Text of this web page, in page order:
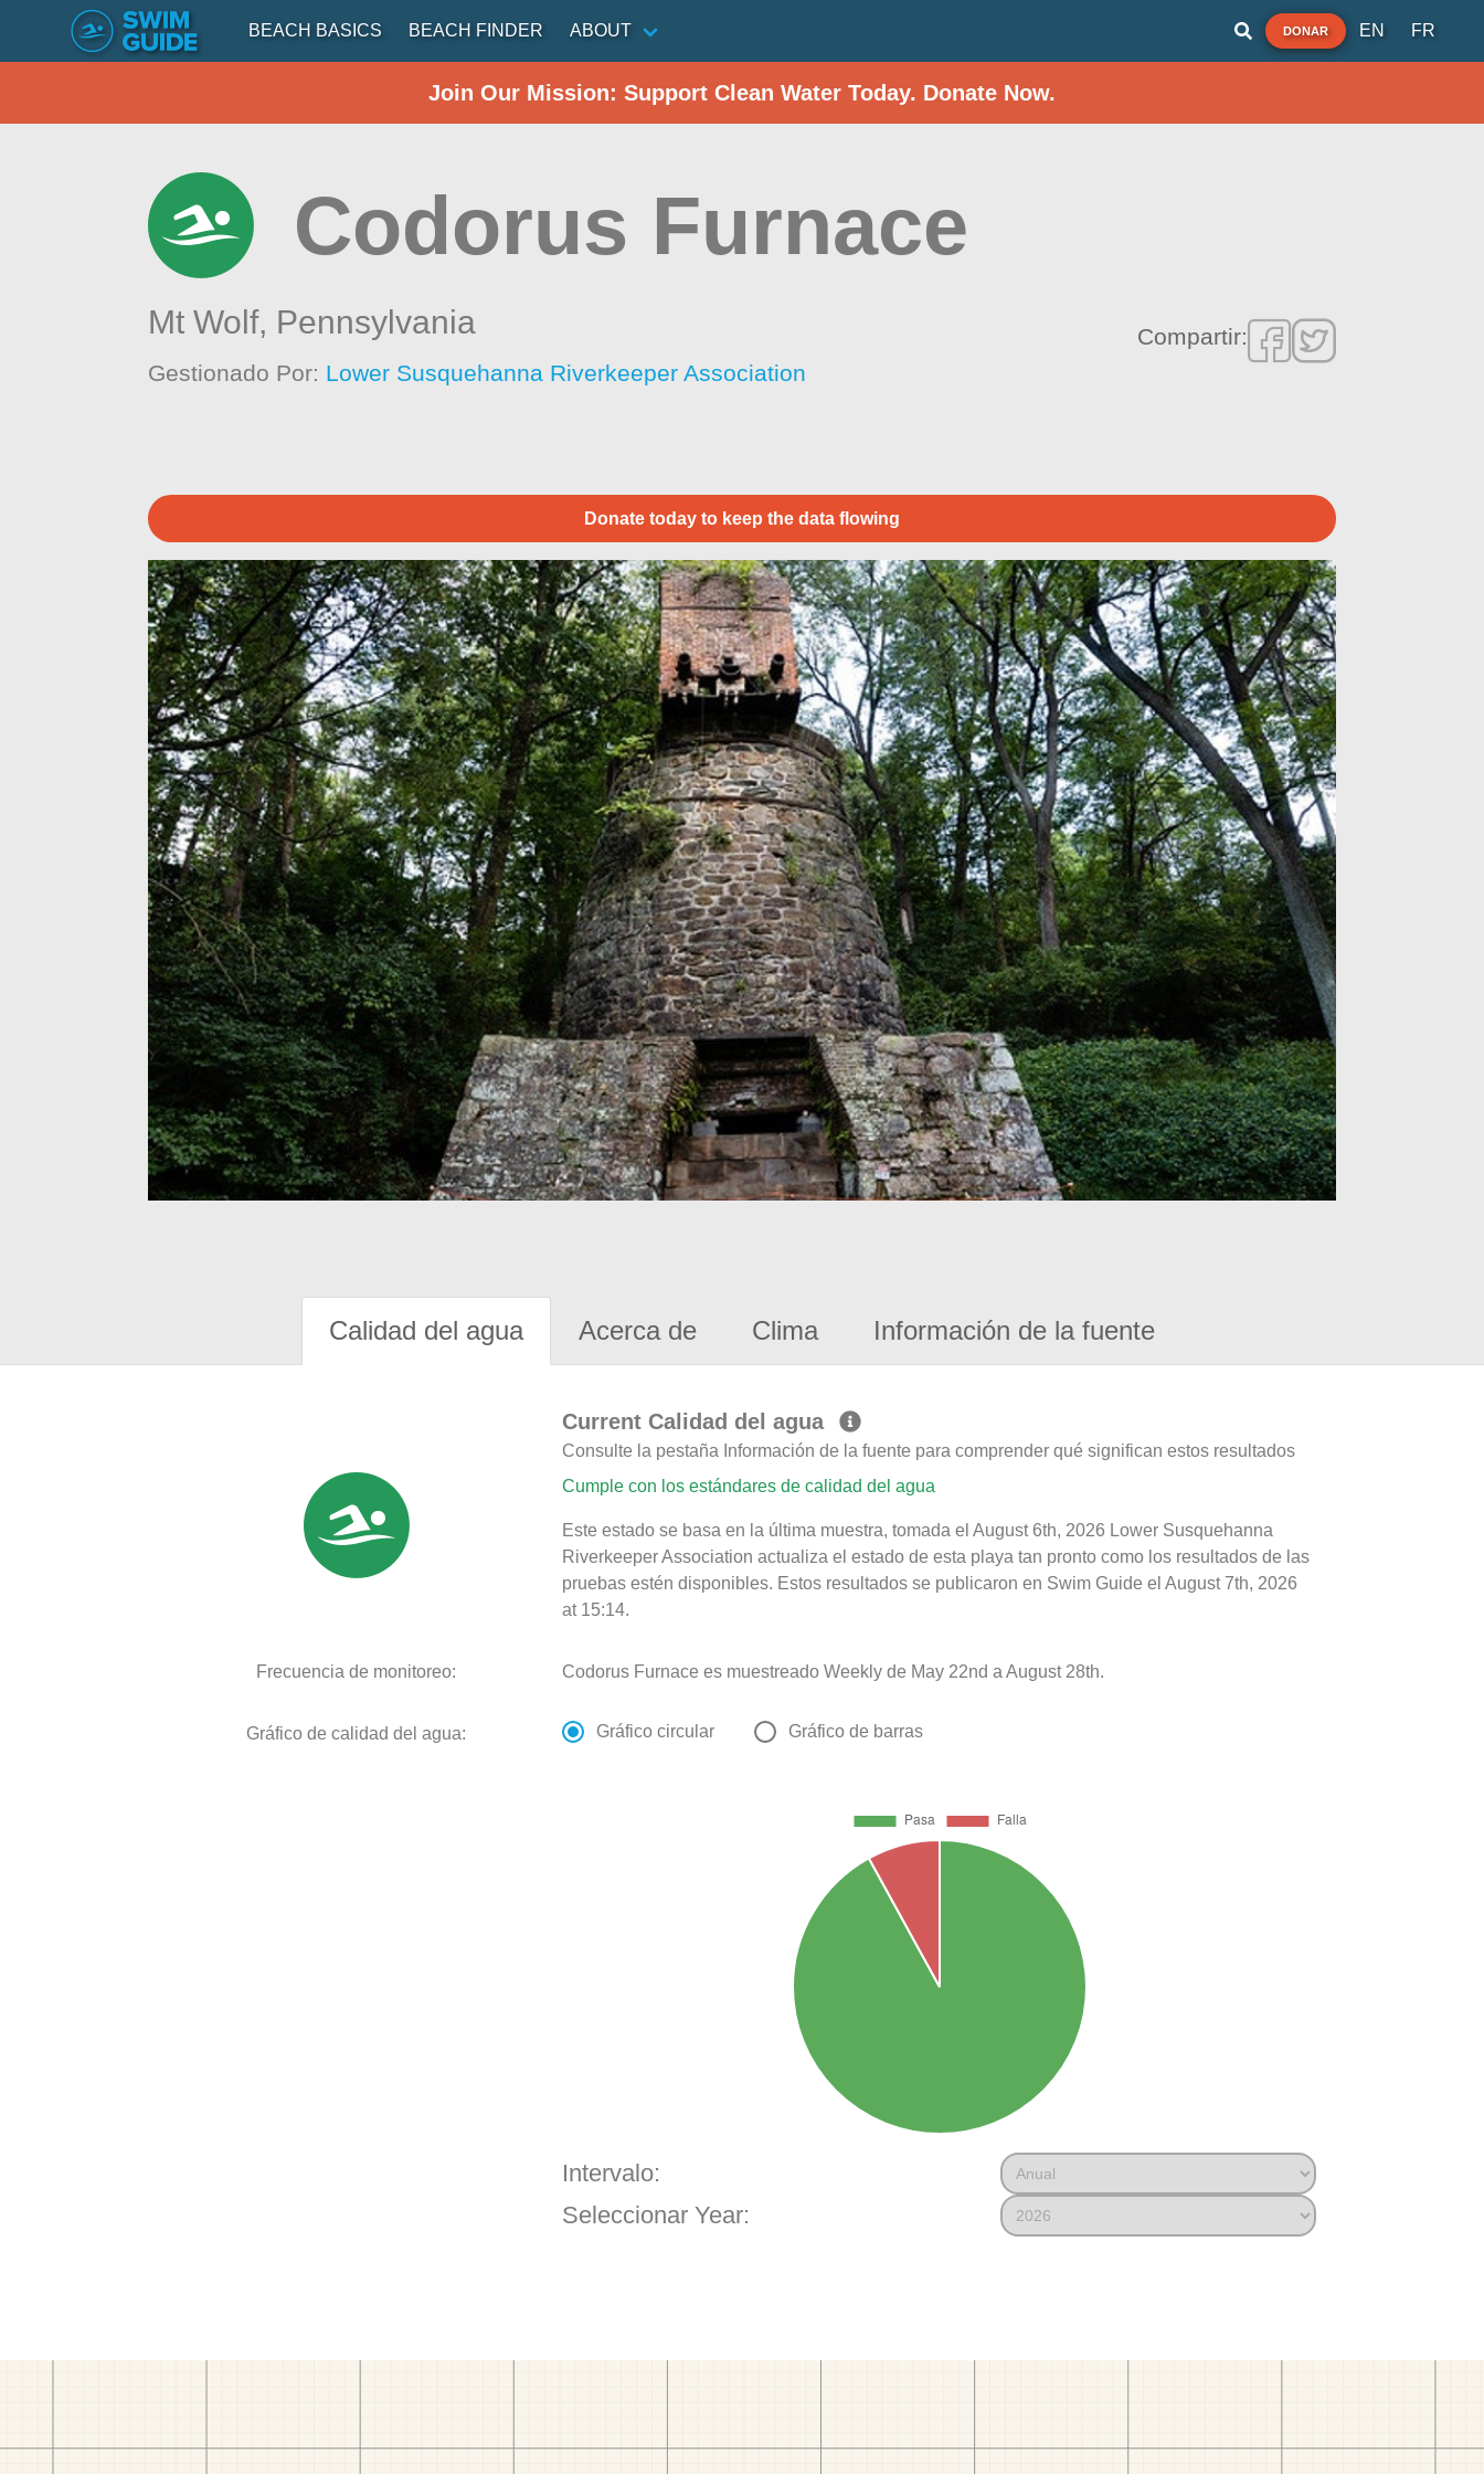
BEACH BASICS BEACH FINDER ABOUT DONAR EN FR
Join Our Mission: Support Clean Water Today. Donate Now.
Codorus Furnace
Mt Wolf, Pennsylvania
Gestionado Por: Lower Susquehanna Riverkeeper Association
Compartir:
Donate today to keep the data flowing
Calidad del agua Acerca de Clima Información de la fuente
Current Calidad del agua
Consulte la pestaña Información de la fuente para comprender qué significan estos resultados
Cumple con los estándares de calidad del agua
Este estado se basa en la última muestra, tomada el August 6th, 2026 Lower Susquehanna
Riverkeeper Association actualiza el estado de esta playa tan pronto como los resultados de las
pruebas estén disponibles. Estos resultados se publicaron en Swim Guide el August 7th, 2026
at 15:14.
Frecuencia de monitoreo: Codorus Furnace es muestreado Weekly de May 22nd a August 28th.
Gráfico de calidad del agua: Gráfico circular Gráfico de barras
Intervalo:
Seleccionar Year: